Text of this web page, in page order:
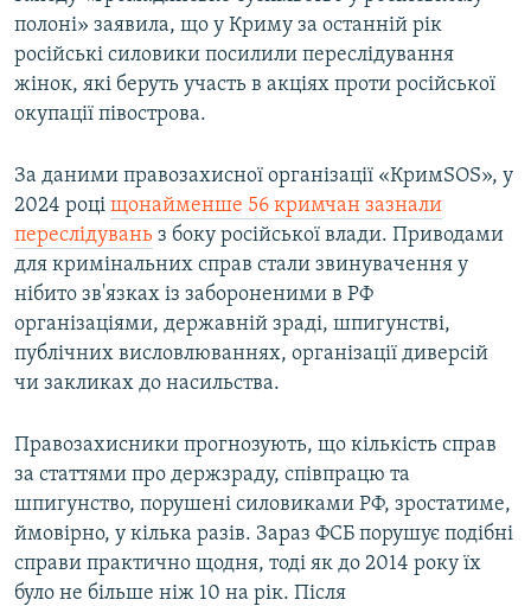
полоні» заявила, що у Криму за останній рік
російські силовики посилили переслідування
жінок, які беруть участь в акціях проти російської
окупації півострова.
За даними правозахисної організації «КримSOS», у
2024 році щонайменше 56 кримчан зазнали
переслідувань з боку російської влади. Приводами
для кримінальних справ стали звинувачення у
нібито зв'язках із забороненими в РФ
організаціями, державній зраді, шпигунстві,
публічних висловлюваннях, організації диверсій
чи закликах до насильства.
Правозахисники прогнозують, що кількість справ
за статтями про держзраду, співпрацю та
шпигунство, порушені силовиками РФ, зростатиме,
ймовірно, у кілька разів. Зараз ФСБ порушує подібні
справи практично щодня, тоді як до 2014 року їх
було не більше ніж 10 на рік. Після